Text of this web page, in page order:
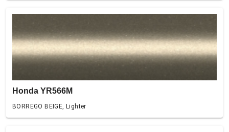
Honda YR566M
BORREGO BEIGE, Lighter